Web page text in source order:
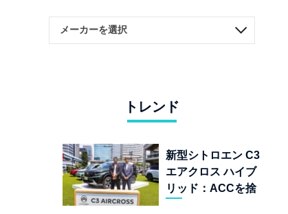
トレンド
新型シトロエン C3
エアクロス ハイブ
リッド：ACCを捨